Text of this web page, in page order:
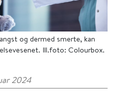
og dermed smerte, kan
Ill.foto: Colourbox.
2024